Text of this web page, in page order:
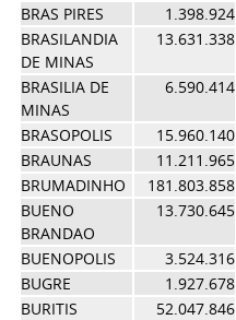
BRAS PIRES
1.398.924
BRASILANDIA
DE MINAS
13.631.338
BRASILIA DE
MINAS
6.590.414
BRASOPOLIS 15.960.140
BRAUNAS
11.211.965
BRUMADINHO
181.803.858
BUENO
BRANDAO
13.730.645
BUENOPOLIS 3.524.316
BUGRE
1.927.678
BURITIS
52.047.846